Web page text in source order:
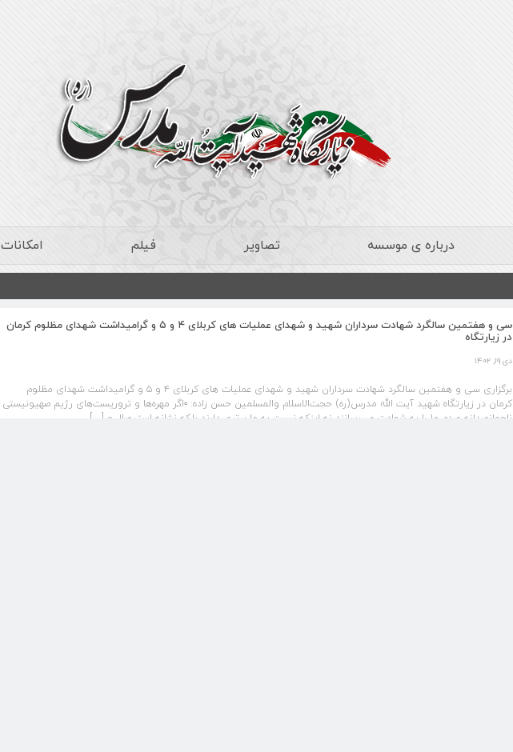
درباره ی موسسه تصاویر فیلم امکانات
سی و هفتمین سالگرد شهادت سرداران شهید و شهدای عملیات های کربلای ۴ و ۵ و گرامیداشت شهدای مظلوم کرمان
در زیارتگاه
دی ۱۹, ۱۴۰۲
برگزاری سی و هفتمین سالگرد شهادت سرداران شهید و شهدای عملیات های کربلای ۴ و ۵ و گرامیداشت شهدای مظلوم
کرمان در زیارتگاه شهید آیت الله مدرس(ره) حجت‌الاسلام والمسلمین حسن زاده: ▫️اگر مهره‌ها و تروریست‌های رژیم صهیونیستی
ناجوانمردانه مردم ما را به شهادت می‌رسانند نه اینکه نسبت به ما برتری دارند بلکه نشانه استیصال و […]